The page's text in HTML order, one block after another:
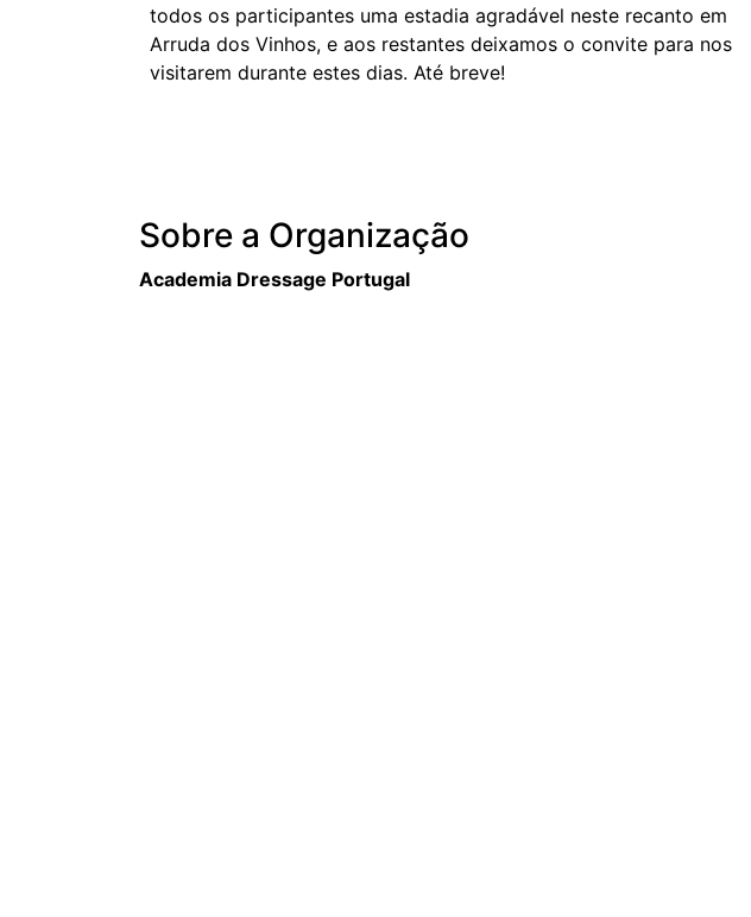
todos os participantes uma estadia agradável neste recanto em
Arruda dos Vinhos, e aos restantes deixamos o convite para nos
visitarem durante estes dias. Até breve!
Sobre a Organização
Academia Dressage Portugal